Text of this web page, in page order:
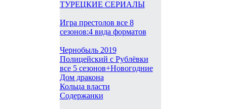
ТУРЕЦКИЕ СЕРИАЛЫ
Игра престолов все 8
сезонов:4 вида форматов
Чернобыль 2019
Полицейский с Рублёвки
все 5 сезонов+Новогодние
Дом дракона
Кольца власти
Содержанки